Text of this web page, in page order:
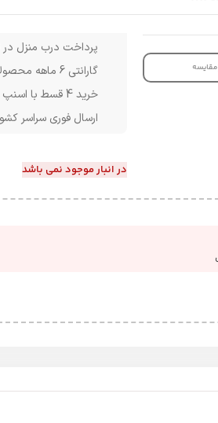
مقایسه
پرداخت درب منزل در
گارانتی 6 ماهه محصولات
خرید 4 قسط با اسنپ پی بدون سود
ارسال فوری سراسر
در انبار موجود نمی باشد